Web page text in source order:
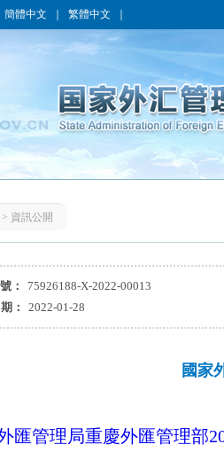
簡體中文 繁體中文
> 資訊公開
：
75926188-X-2022-00013
：
2022-01-28
國家
匯管理局重慶外匯管理部